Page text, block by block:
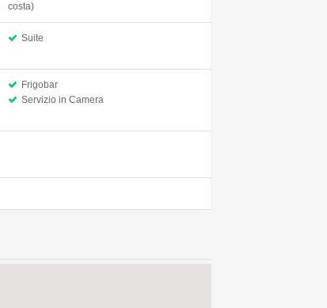
costa)
Suite
Frigobar
Servizio in Camera